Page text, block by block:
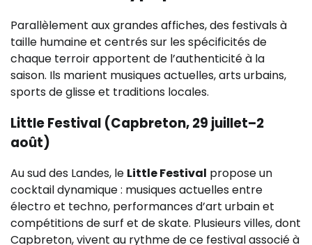
Parallèlement aux grandes affiches, des festivals à
taille humaine et centrés sur les spécificités de
chaque terroir apportent de l’authenticité à la
saison. Ils marient musiques actuelles, arts urbains,
sports de glisse et traditions locales.
Little Festival (Capbreton, 29 juillet–2
août)
Au sud des Landes, le Little Festival propose un
cocktail dynamique : musiques actuelles entre
électro et techno, performances d’art urbain et
compétitions de surf et de skate. Plusieurs villes, dont
Capbreton, vivent au rythme de ce festival associé à